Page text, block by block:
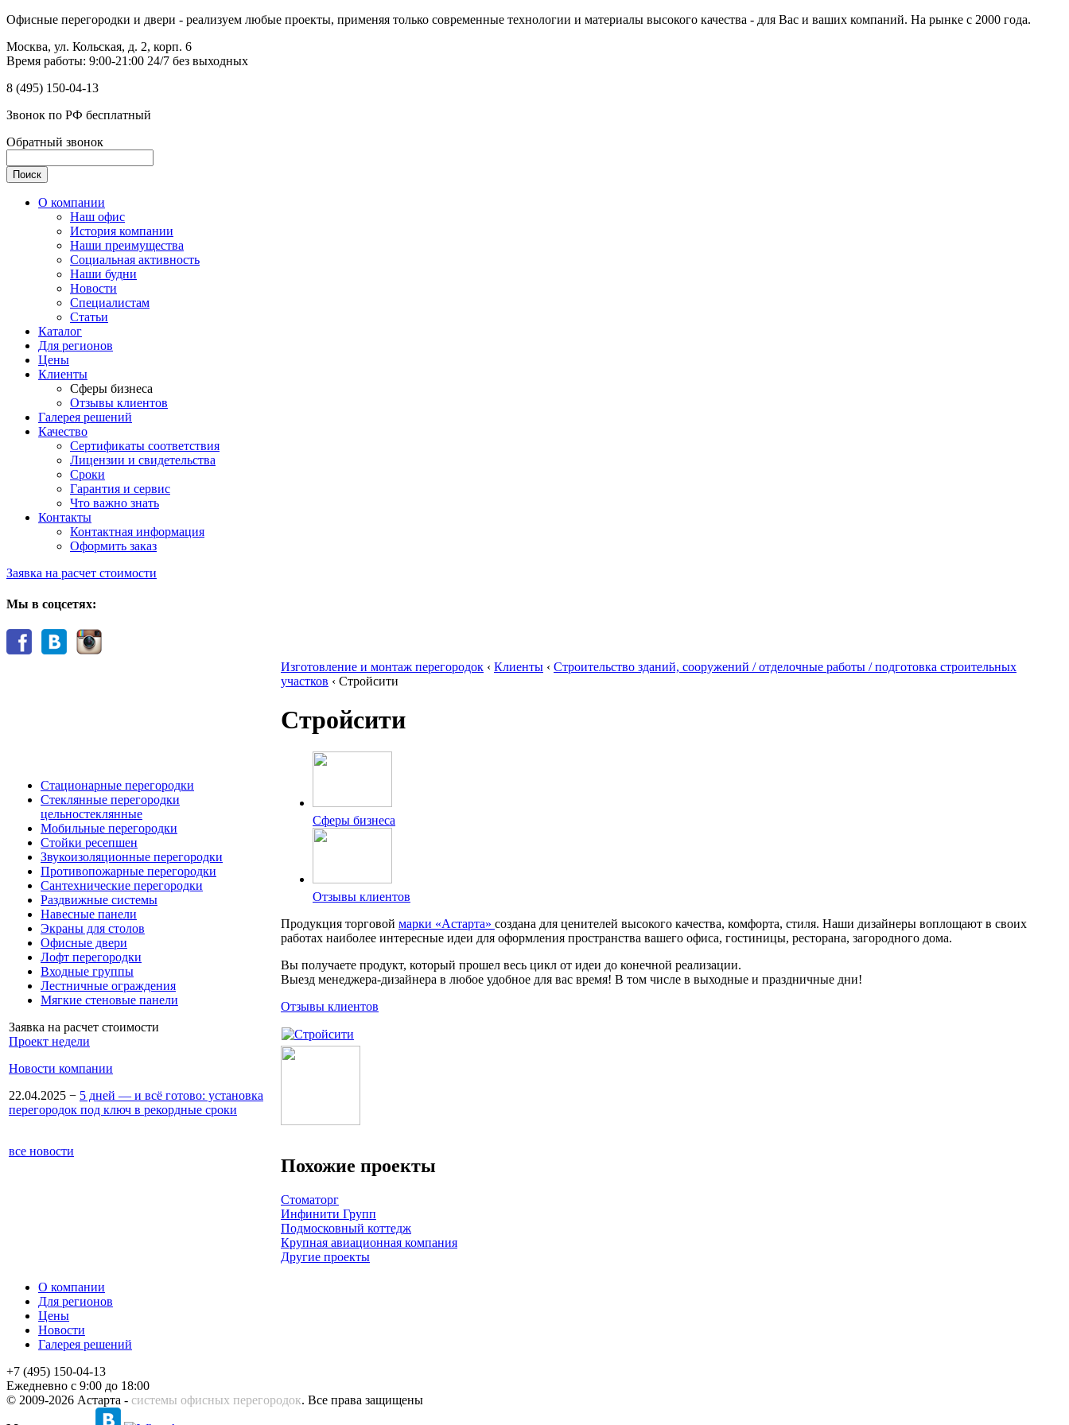
Офисные перегородки и двери - реализуем любые проекты, применяя только современные технологии и материалы высокого качества - для Вас и ваших компаний. На рынке с 2000 года.
Москва, ул. Кольская, д. 2, корп. 6
Время работы: 9:00-21:00 24/7 без выходных
8 (495) 150-04-13
Звонок по РФ бесплатный
Обратный звонок
О компании
Наш офис
История компании
Наши преимущества
Социальная активность
Наши будни
Новости
Специалистам
Статьи
Каталог
Для регионов
Цены
Клиенты
Сферы бизнеса
Отзывы клиентов
Галерея решений
Качество
Сертификаты соответствия
Лицензии и свидетельства
Сроки
Гарантия и сервис
Что важно знать
Контакты
Контактная информация
Оформить заказ
Заявка на расчет стоимости
Мы в соцсетях:
Стационарные перегородки
Стеклянные перегородки
цельностеклянные
Мобильные перегородки
Стойки ресепшен
Звукоизоляционные перегородки
Противопожарные перегородки
Сантехнические перегородки
Раздвижные системы
Навесные панели
Экраны для столов
Офисные двери
Лофт перегородки
Входные группы
Лестничные ограждения
Мягкие стеновые панели
Заявка на расчет стоимости
Проект недели
Новости компании
22.04.2025 − 5 дней — и всё готово: установка
перегородок под ключ в рекордные сроки
все новости
Изготовление и монтаж перегородок ‹ Клиенты ‹ Строительство зданий, сооружений / отделочные работы / подготовка строительных
участков ‹ Стройсити
Стройсити
Сферы бизнеса
Отзывы клиентов
Продукция торговой марки «Астарта» создана для ценителей высокого качества, комфорта, стиля. Наши дизайнеры воплощают в своих
работах наиболее интересные идеи для оформления пространства вашего офиса, гостиницы, ресторана, загородного дома.
Вы получаете продукт, который прошел весь цикл от идеи до конечной реализации.
Выезд менеджера-дизайнера в любое удобное для вас время! В том числе в выходные и праздничные дни!
Отзывы клиентов
Похожие проекты
Стоматорг
Инфинити Групп
Подмосковный коттедж
Крупная авиационная компания
Другие проекты
О компании
Для регионов
Цены
Новости
Галерея решений
+7 (495) 150-04-13
Ежедневно с 9:00 до 18:00
© 2009-2026 Астарта - системы офисных перегородок. Все права защищены